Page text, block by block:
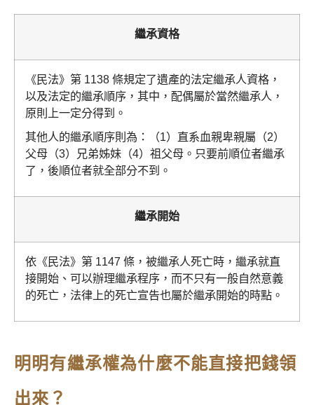
繼承資格
《民法》第 1138 條規定了遺產的法定繼承人資格，
以及法定的繼承順序，其中，配偶屬於當然繼承人，
原則上一定分得到。
其他人的繼承順序則為：（1）直系血親卑親屬（2）
父母（3）兄弟姊妹（4）祖父母。只要前順位者繼承
了，後順位者就全部分不到。
繼承開始
依《民法》第 1147 條，被繼承人死亡時，繼承就直
接開始、可以辦理繼承程序，而不只有一般自然意義
的死亡，法律上的死亡宣告也屬於繼承開始的時點。
明明有繼承權為什麼不能直接把錢領
出來？